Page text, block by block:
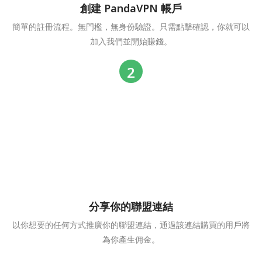
創建 PandaVPN 帳戶
簡單的註冊流程。無門檻，無身份驗證。只需點擊確認，你就可以
加入我們並開始賺錢。
分享你的聯盟連結
以你想要的任何方式推廣你的聯盟連結，通過該連結購買的用戶將
為你產生佣金。